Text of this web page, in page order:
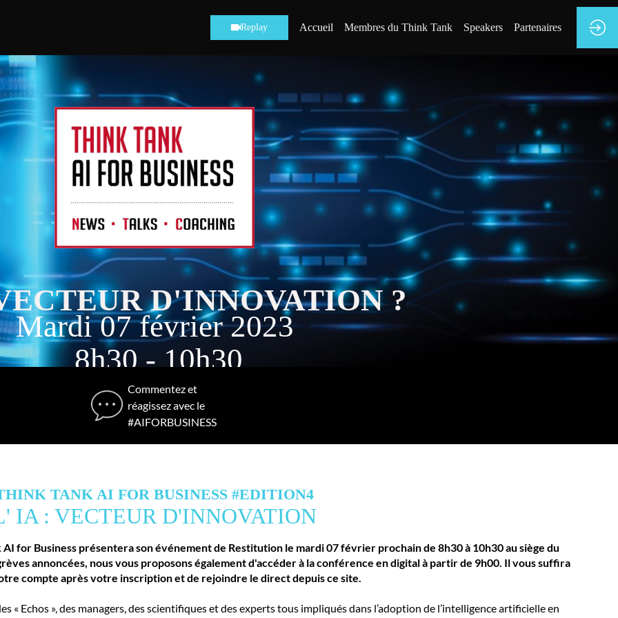
Replay Accueil Membres du Think Tank Speakers Partenaires
D'INNOVATION ?
Mardi 07 février 2023
8h30 - 10h30
Replay
Commentez et
réagissez avec le
#AIFORBUSINESS
TANK AI FOR BUSINESS #EDITION4
IA : VECTEUR D'INNOVATION
for Business présentera son événement de Restitution le mardi 07 février prochain de 8h30 à 10h30 au siège du
annoncées, nous vous proposons également d'accéder à la conférence en digital à partir de 9h00. Il vous suffira
compte après votre inscription et de rejoindre le direct depuis ce site.
« Echos », des managers, des scientifiques et des experts tous impliqués dans l’adoption de l’intelligence artificielle en